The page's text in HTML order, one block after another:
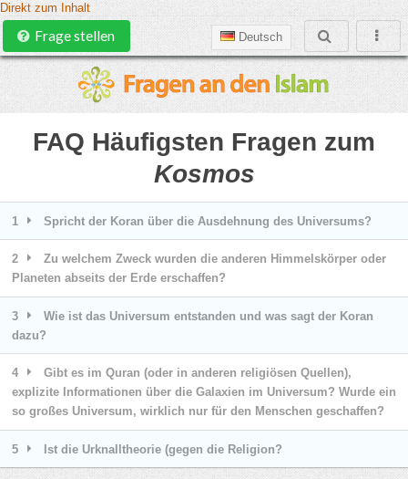
Direkt zum Inhalt
Deutsch
Frage stellen
FAQ Häufigsten Fragen zum
Kosmos
1 Spricht der Koran über die Ausdehnung des Universums?
2
Zu welchem Zweck wurden die anderen Himmelskörper oder
Planeten abseits der Erde erschaffen?
3
Wie ist das Universum entstanden und was sagt der Koran
dazu?
4
Gibt es im Quran (oder in anderen religiösen Quellen),
explizite Informationen über die Galaxien im Universum? Wurde ein
so großes Universum, wirklich nur für den Menschen geschaffen?
5 Ist die Urknalltheorie (gegen die Religion?